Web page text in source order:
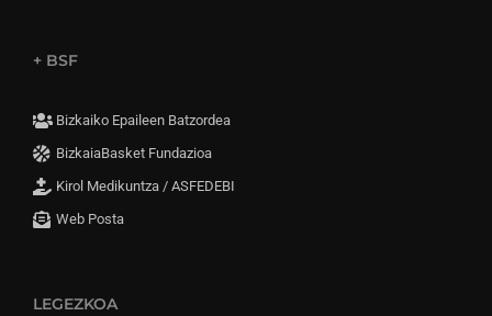
+ BSF
Bizkaiko Epaileen Batzordea
BizkaiaBasket Fundazioa
Kirol Medikuntza / ASFEDEBI
Web Posta
LEGEZKOA